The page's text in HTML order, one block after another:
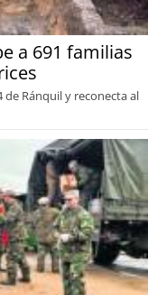
a 691 familias
Ránquil y reconecta al